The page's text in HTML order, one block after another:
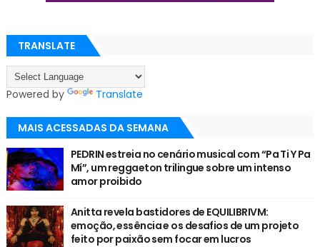
TRANSLATE
Powered by Translate
MAIS ACESSADAS DA SEMANA
PEDRIN estreia no cenário musical com “Pa Ti Y Pa
Mí”, um reggaeton trilingue sobre um intenso
amor proibido
Anitta revela bastidores de EQUILIBRIVM:
emoção, essência e os desafios de um projeto
feito por paixão sem focar em lucros